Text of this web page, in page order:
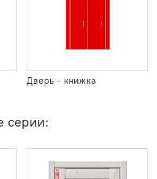
Дверь - книжка
серии: